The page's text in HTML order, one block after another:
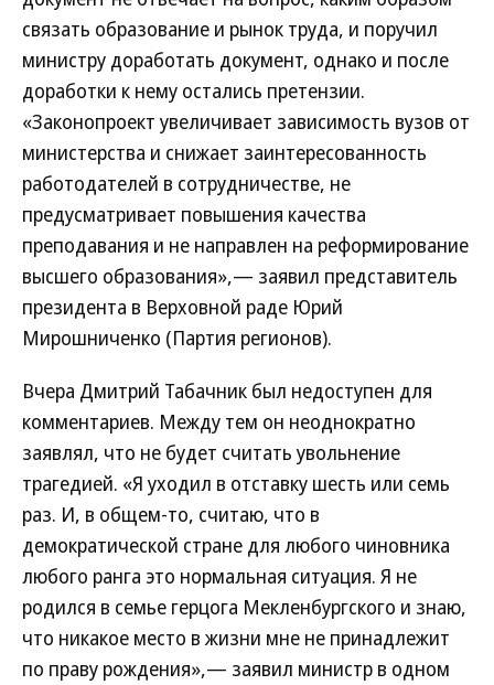
связать образование и рынок труда, и поручил
министру доработать документ, однако и после
доработки к нему остались претензии.
«Законопроект увеличивает зависимость вузов от
министерства и снижает заинтересованность
работодателей в сотрудничестве, не
предусматривает повышения качества
преподавания и не направлен на реформирование
высшего образования»,— заявил представитель
президента в Верховной раде Юрий
Мирошниченко (Партия регионов).
Вчера Дмитрий Табачник был недоступен для
комментариев. Между тем он неоднократно
заявлял, что не будет считать увольнение
трагедией. «Я уходил в отставку шесть или семь
раз. И, в общем-то, считаю, что в
демократической стране для любого чиновника
любого ранга это нормальная ситуация. Я не
родился в семье герцога Мекленбургского и знаю,
что никакое место в жизни мне не принадлежит
по праву рождения»,— заявил министр в одном